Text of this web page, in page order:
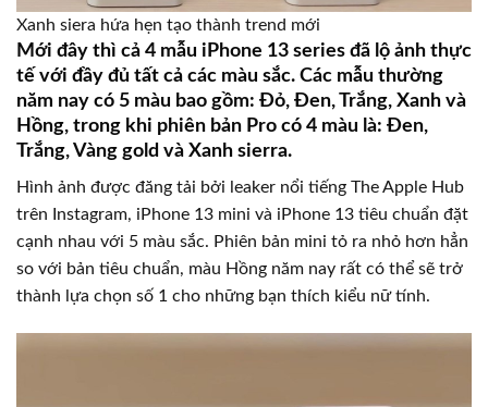
Xanh siera hứa hẹn tạo thành trend mới
Mới đây thì cả 4 mẫu iPhone 13 series đã lộ ảnh thực
tế với đầy đủ tất cả các màu sắc. Các mẫu thường
năm nay có 5 màu bao gồm: Đỏ, Đen, Trắng, Xanh và
Hồng, trong khi phiên bản Pro có 4 màu là: Đen,
Trắng, Vàng gold và Xanh sierra.
Hình ảnh được đăng tải bởi leaker nổi tiếng The Apple Hub
trên Instagram, iPhone 13 mini và iPhone 13 tiêu chuẩn đặt
cạnh nhau với 5 màu sắc. Phiên bản mini tỏ ra nhỏ hơn hẳn
so với bản tiêu chuẩn, màu Hồng năm nay rất có thể sẽ trở
thành lựa chọn số 1 cho những bạn thích kiểu nữ tính.